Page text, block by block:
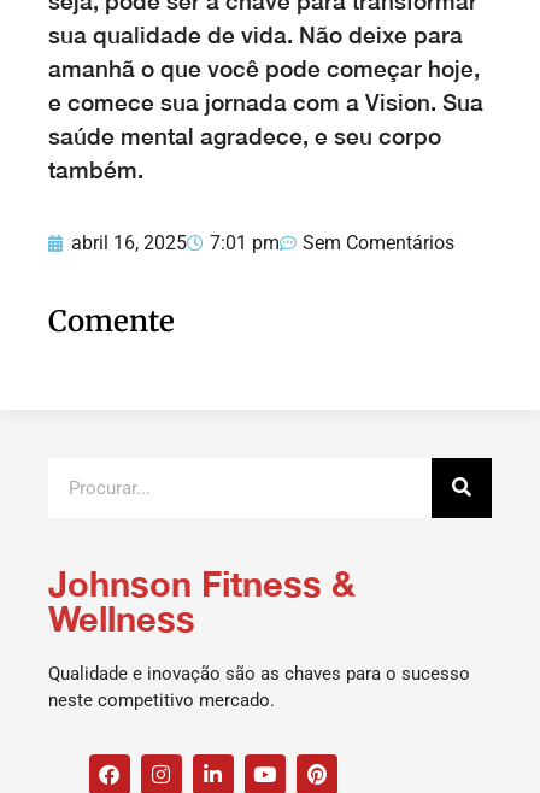
sua qualidade de vida. Não deixe para
amanhã o que você pode começar hoje,
e comece sua jornada com a Vision. Sua
saúde mental agradece, e seu corpo
também.
abril 16, 2025 7:01 pm Sem Comentários
Comente
Johnson Fitness &
Wellness
Qualidade e inovação são as chaves para o sucesso
neste competitivo mercado.